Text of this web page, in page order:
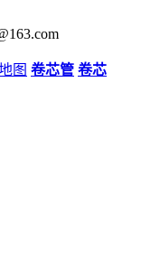
图 卷芯管 卷芯